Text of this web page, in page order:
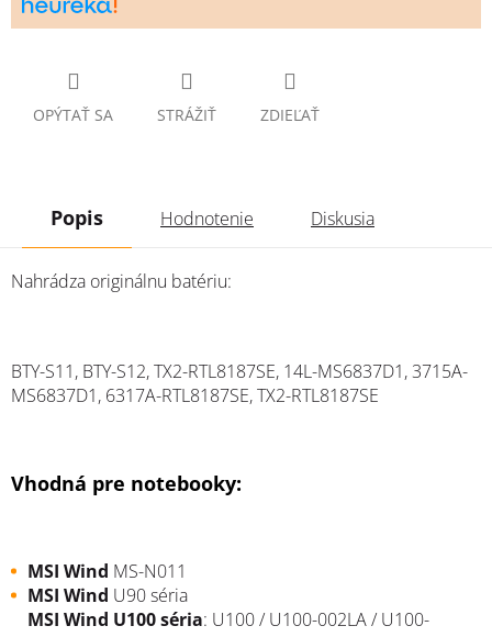
OPÝTAŤ SA STRÁŽIŤ ZDIEĽAŤ
Popis Hodnotenie Diskusia
Nahrádza originálnu batériu:
BTY-S11, BTY-S12, TX2-RTL8187SE, 14L-MS6837D1, 3715A-
MS6837D1, 6317A-RTL8187SE, TX2-RTL8187SE
Vhodná pre notebooky:
MSI Wind MS-N011
MSI Wind U90 séria
MSI Wind U100 séria: U100 / U100-002LA / U100-